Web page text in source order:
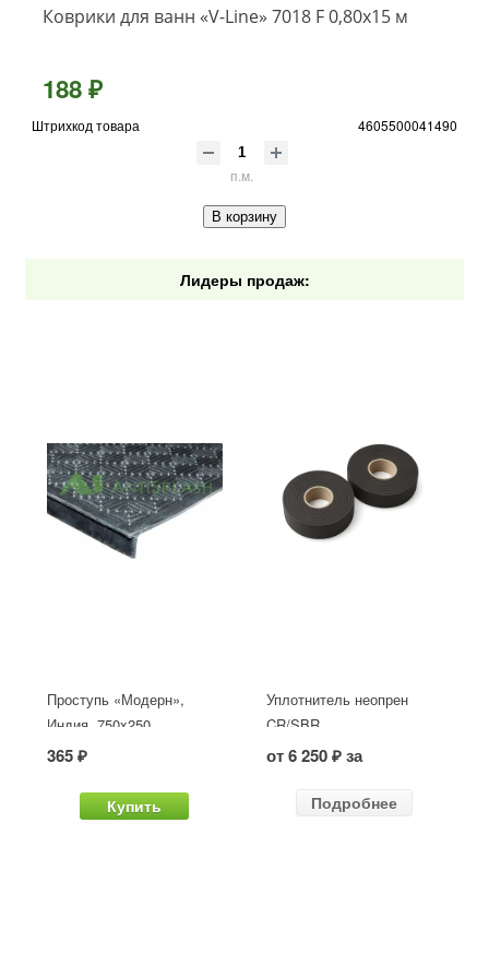
Коврики для ванн «V-Line» 7018 F 0,80x15 м
188 ₽
Штрихкод товара 4605500041490
п.м.
В корзину
Лидеры продаж:
Проступь «Модерн»,
Индия, 750x250
365 ₽
Купить
Уплотнитель неопрен
CR/SBR
от 6 250 ₽ за
Подробнее